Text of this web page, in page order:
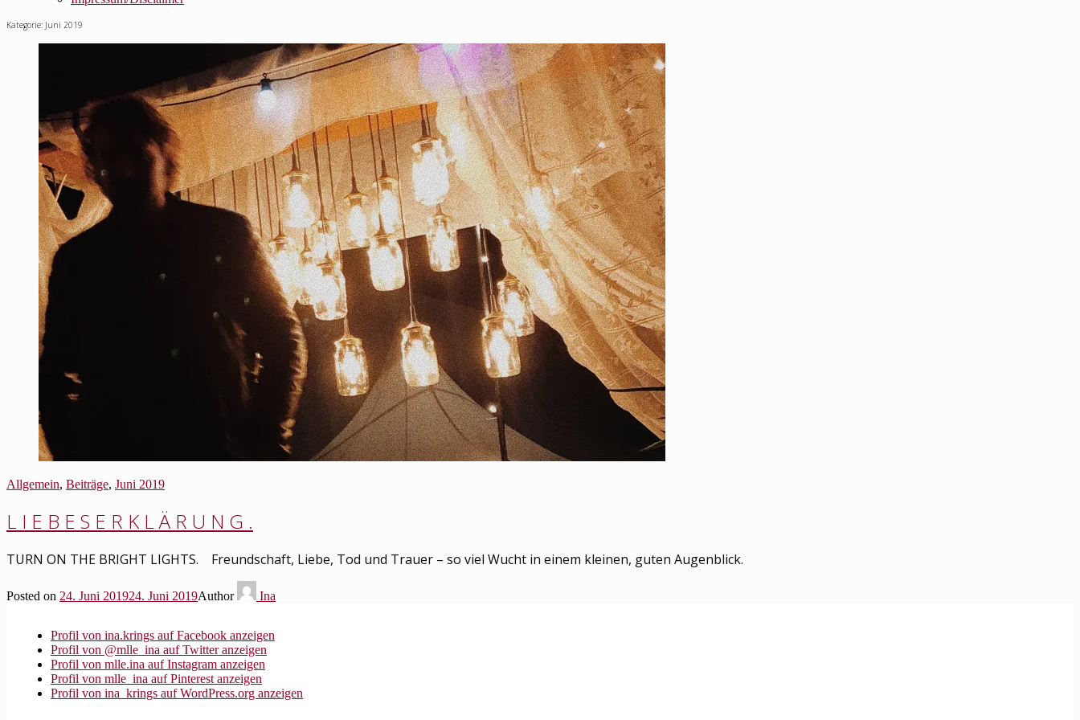
Kategorie: Juni 2019
Allgemein, Beiträge, Juni 2019
L I E B E S E R K L Ä R U N G .
TURN ON THE BRIGHT LIGHTS. Freundschaft, Liebe, Tod und Trauer – so viel Wucht in einem kleinen, guten Augenblick.
Posted on 24. Juni 201924. Juni 2019Author Ina
Profil von ina.krings auf Facebook anzeigen
Profil von @mlle_ina auf Twitter anzeigen
Profil von mlle.ina auf Instagram anzeigen
Profil von mlle_ina auf Pinterest anzeigen
Profil von ina_krings auf WordPress.org anzeigen